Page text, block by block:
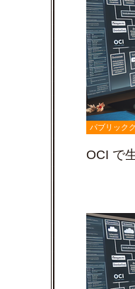
パブリック
OCI で